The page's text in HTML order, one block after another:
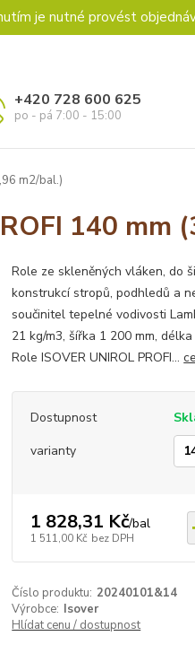
je nutné provést
+420 728 600 625
po - pá 7:00 - 15:00
m2/bal.)
140 mm
Role ze skleněných vláken, do
konstrukcí stropů, podhledů a
součinitel tepelné vodivosti
21 kg/m3, šířka 1 200 mm,
Role ISOVER UNIROL PROFI...
Dostupnost
varianty
1 828,31 Kč/bal
1 511,00 Kč bez DPH
Číslo produktu: 20240101&14
Výrobce: Isover
Hlídat cenu / dostupnost